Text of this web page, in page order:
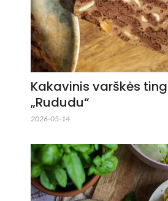
Kakavinis varškės
„Rududu“
2026-05-14